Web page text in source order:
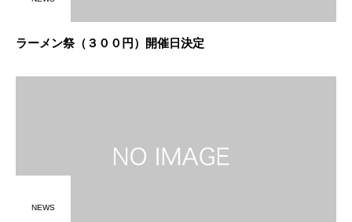
ラーメン祭（３００円）開催日決定
NEWS